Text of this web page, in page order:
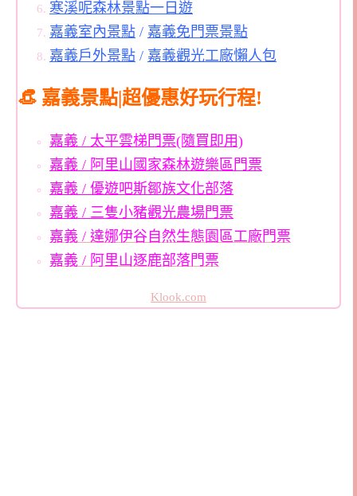
寒溪呢森林景點一日遊
嘉義室內景點 / 嘉義免門票景點
嘉義戶外景點 / 嘉義觀光工廠懶人包
👒 嘉義景點|超優惠好玩行程!
嘉義 / 太平雲梯門票(隨買即用)
嘉義 / 阿里山國家森林遊樂區門票
嘉義 / 優遊吧斯鄒族文化部落
嘉義 / 三隻小豬觀光農場門票
嘉義 / 達娜伊谷自然生態園區工廠門票
嘉義 / 阿里山逐鹿部落門票
Klook.com